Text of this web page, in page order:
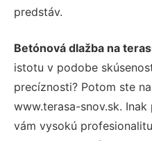
predstáv.
Betónová dlažba na
istotu v podobe
precíznosti? Potom ste
www.terasa-snov.sk.
vám vysokú